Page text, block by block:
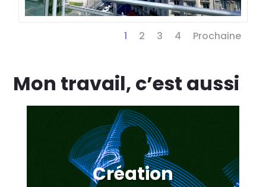
1 2 3 4 Prochaine
Mon travail, c’est aussi
Création